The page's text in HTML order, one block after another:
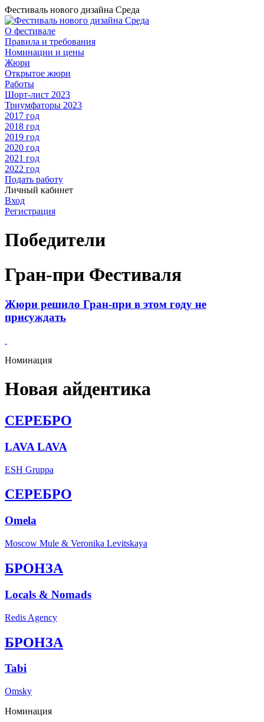
Фестиваль нового дизайна Среда
О фестивале
Правила и требования
Номинации и цены
Жюри
Открытое жюри
Работы
Шорт-лист 2023
Триумфаторы 2023
2017 год
2018 год
2019 год
2020 год
2021 год
2022 год
Подать работу
Личный кабинет
Вход
Регистрация
Победители
Гран-при Фестиваля
Жюри решило Гран-при в этом году не
присуждать
Номинация
Новая айдентика
СЕРЕБРО
LAVA LAVA
ESH Gruppa
СЕРЕБРО
Omela
Moscow Mule & Veronika Levitskaya
БРОНЗА
Locals & Nomads
Redis Agency
БРОНЗА
Tabi
Omsky
Номинация